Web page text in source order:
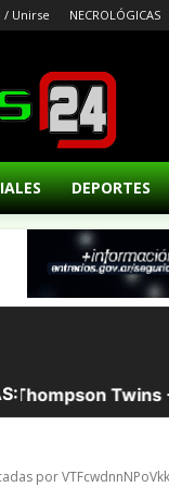
/ Unirse NECROLÓGICAS
DEPORTES
por